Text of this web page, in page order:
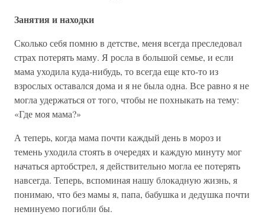
Занятия и находки
Сколько себя помню в детстве, меня всегда преследовал
страх потерять маму. Я росла в большой семье, и если
мама уходила куда-нибудь, то всегда еще кто-то из
взрослых оставался дома и я не была одна. Все равно я не
могла удержаться от того, чтобы не похныкать на тему:
«Где моя мама?»
А теперь, когда мама почти каждый день в мороз и
темень уходила стоять в очередях и каждую минуту мог
начаться артобстрел, я действительно могла ее потерять
навсегда. Теперь, вспоминая нашу блокадную жизнь, я
понимаю, что без мамы я, папа, бабушка и дедушка почти
неминуемо погибли бы.